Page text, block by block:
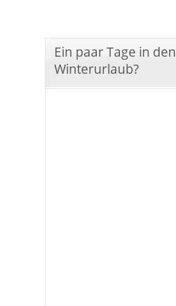
Ein paar Tage in den
Winterurlaub?